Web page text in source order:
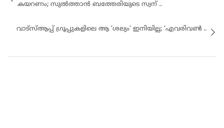
കയറണം; സുൽത്താൻ ബത്തേരിയുടെ സ്വന് ..
വാട്‌സ്ആപ്പ് ഗ്രൂപ്പുകളിലെ ആ ‘ശല്യം’ ഇനിയില്ല; ‘എവരിവൺ̵ ..